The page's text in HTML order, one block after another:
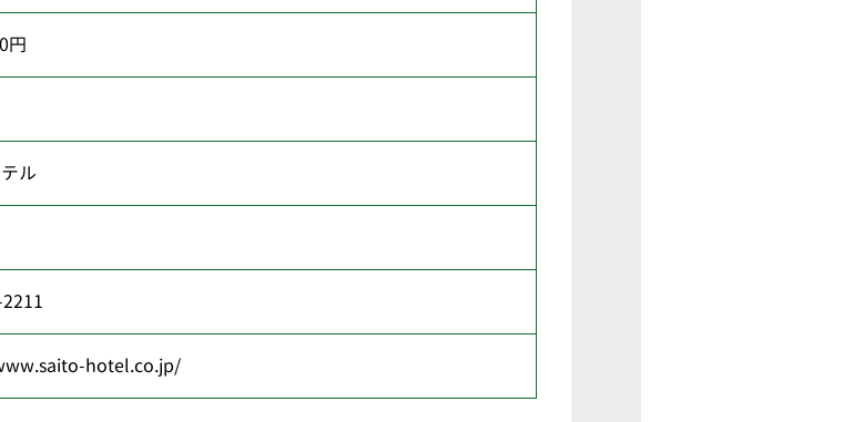
円
ル
hotel.co.jp/